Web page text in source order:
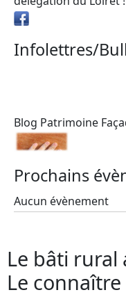
Infolettres/
Blog Patrimoine
Prochains
Aucun évènement
Le bâti rural
Le